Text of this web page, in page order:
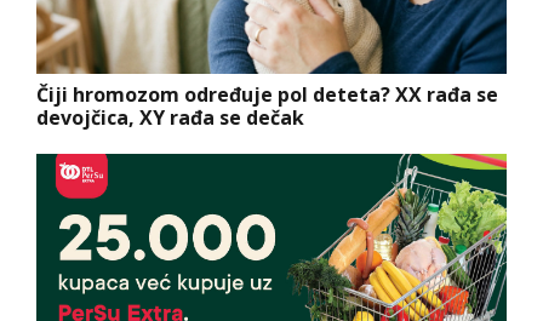
Čiji hromozom određuje pol deteta? XX rađa se
devojčica, XY rađa se dečak